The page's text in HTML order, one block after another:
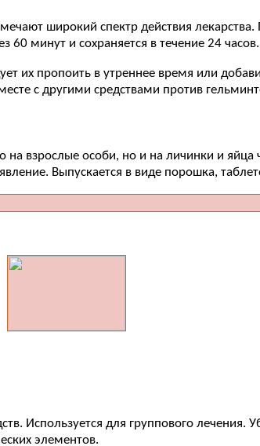
широкий спектр действия
60 минут и сохраняется в течение 24 часов.
их пропоить в утреннее время или
с другими средствами против
на взрослые особи, но и на личинки и
Выпускается в виде порошка,
Используется для группового лечения.
элементов.